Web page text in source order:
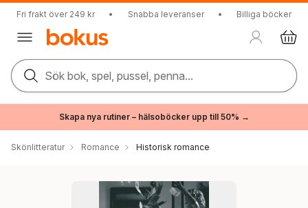
Fri frakt över 249 kr • Snabba leveranser • Billiga böcker
Sök bok, spel, pussel, penna...
Skapa nya rutiner – hälsoböcker upp till 50% →
Skönlitteratur Romance Historisk romance